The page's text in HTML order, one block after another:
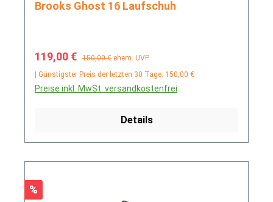
Brooks Ghost 16 Laufschuh
Verkaufspreis:
119,00 € Regulärer Preis:
150,00 € ehem. UVP
| Günstigster Preis der letzten 30 Tage: 150,00 €
Preise inkl. MwSt. versandkostenfrei
Details
Rabatt
%